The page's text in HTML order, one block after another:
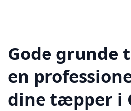
Gode grunde
en
dine tæpper i